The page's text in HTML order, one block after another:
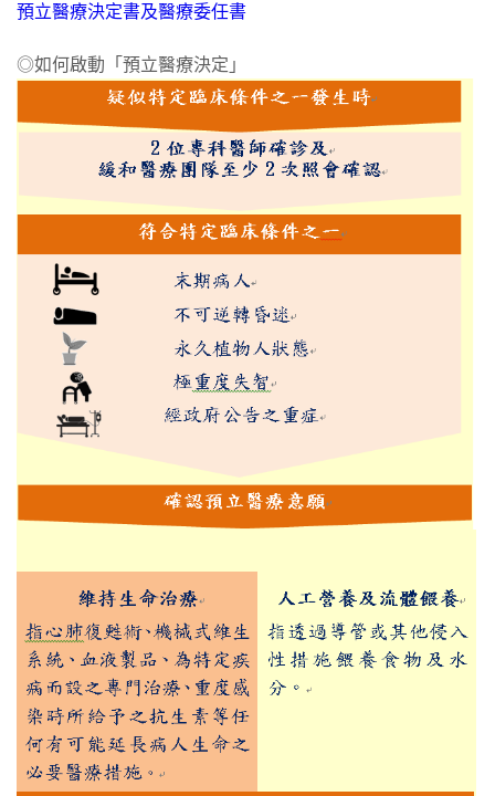
預立醫療決定書及醫療委任書
◎如何啟動「預立醫療決定」